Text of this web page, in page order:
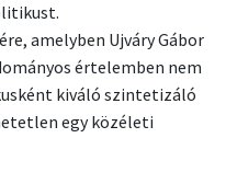
amelyben Ujváry Gábor
értelemben nem
kiváló szintetizáló
egy közéleti